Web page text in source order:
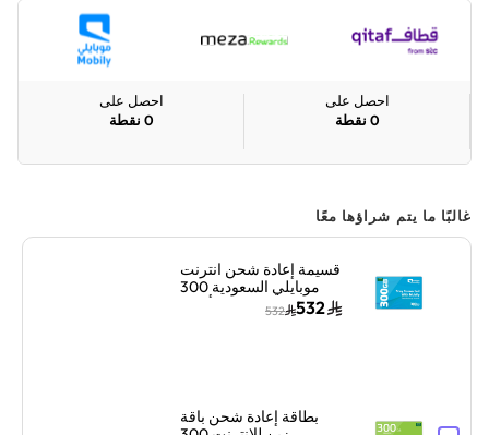
احصل على
0 نقطة
احصل على
0 نقطة
غالبًا ما يتم شراؤها معًا
قسيمة إعادة شحن انترنت
موبايلي السعودية 300
جيجا بايت لمدة 3 أشهر
532
532
بطاقة إعادة شحن باقة